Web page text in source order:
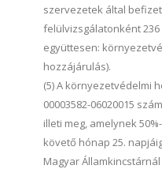
szervezetek által
felülvizsgálatonként
együttesen:
hozzájárulás).
(5) A környezetvédelmi
00003582-06020015
illeti meg, amelynek
követő hónap 25.
Magyar